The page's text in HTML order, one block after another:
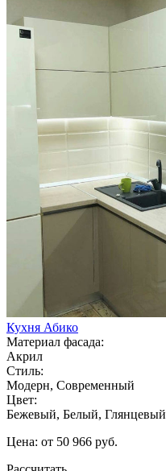
Кухня Абико
Материал фасада:
Акрил
Стиль:
Модерн, Современный
Цвет:
Бежевый, Белый, Глянцевый
Цена: от 50 966 руб.